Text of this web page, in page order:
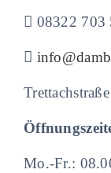
08322 703
Mo.-Fr.: